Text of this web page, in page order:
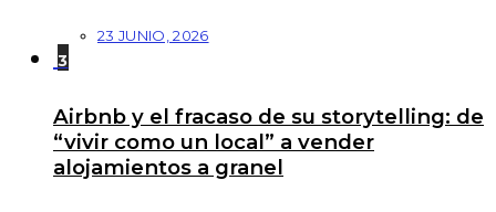
23 JUNIO, 2026
3
Airbnb y el fracaso de su storytelling: de
“vivir como un local” a vender
alojamientos a granel